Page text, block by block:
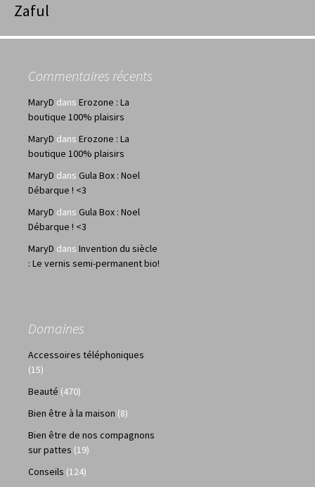
Zaful
Commentaires récents
MaryD dans Erozone : La
boutique 100% plaisirs
MaryD dans Erozone : La
boutique 100% plaisirs
MaryD dans Gula Box : Noel
Débarque ! <3
MaryD dans Gula Box : Noel
Débarque ! <3
MaryD dans Invention du siècle
: Le vernis semi-permanent bio!
Domaines
Accessoires téléphoniques
(15)
Beauté (470)
Bien être à la maison (8)
Bien être de nos compagnons
sur pattes (19)
Conseils (124)